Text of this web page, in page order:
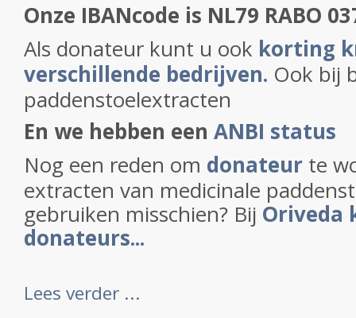
Onze IBANcode is NL79 RABO
Als donateur kunt u ook korting
verschillende bedrijven. Ook bij
paddenstoelextracten
En we hebben een ANBI status
Nog een reden om donateur te
extracten van medicinale
gebruiken misschien? Bij Oriveda
donateurs...
Lees verder ...